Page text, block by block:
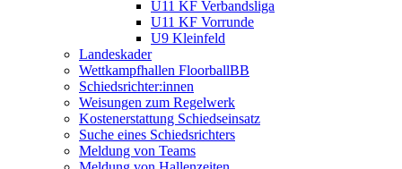
U11 KF Verbandsliga
U11 KF Vorrunde
U9 Kleinfeld
Landeskader
Wettkampfhallen FloorballBB
Schiedsrichter:innen
Weisungen zum Regelwerk
Kostenerstattung Schiedseinsatz
Suche eines Schiedsrichters
Meldung von Teams